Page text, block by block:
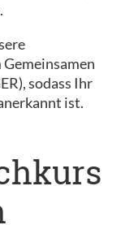
sodass Ihr
ist.